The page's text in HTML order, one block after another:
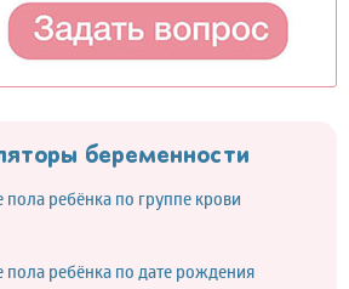
беременности
ребёнка по группе крови
ребёнка по дате рождения